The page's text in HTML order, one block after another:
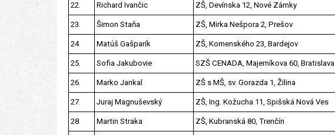
22. Richard Ivančic ZŠ, Devínska 12, Nové Zámky
23. Šimon Staňa ZŠ, Mirka Nešpora 2, Prešov
24. Matúš Gašparík ZŠ, Komenského 23, Bardejov
25. Sofia Jakubovie SZŠ CENADA, Majerníkova 60, Bratislava
26. Marko Jankal ZŠ s MŠ, sv. Gorazda 1, Žilina
27. Juraj Magnuševský ZŠ, Ing. Kožucha 11, Spišská Nová Ves
28. Martin Straka ZŠ, Kubranská 80, Trenčín